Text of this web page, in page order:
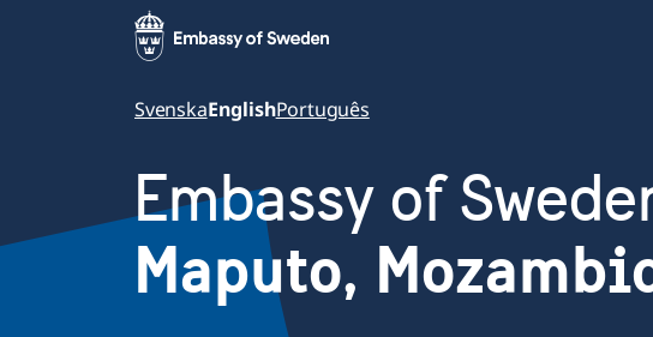
SvenskaEnglishPortuguês
Embassy of
Maputo,